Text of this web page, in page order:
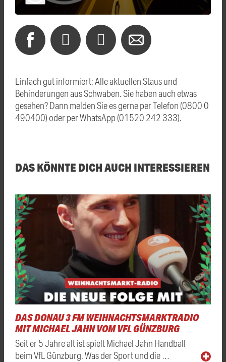
Einfach gut informiert: Alle aktuellen Staus und
Behinderungen aus Schwaben. Sie haben auch etwas
gesehen? Dann melden Sie es gerne per Telefon (0800 0
490400) oder per WhatsApp (01520 242 333).
DAS KÖNNTE DICH AUCH INTERESSIEREN
DAS DONAU 3 FM WEIHNACHTSMARKTRADIO
MIT MICHAEL JAHN VOM VFL GÜNZBURG
Seit er 5 Jahre alt ist spielt Michael Jahn Handball
beim VfL Günzburg. Was der Sport und die …